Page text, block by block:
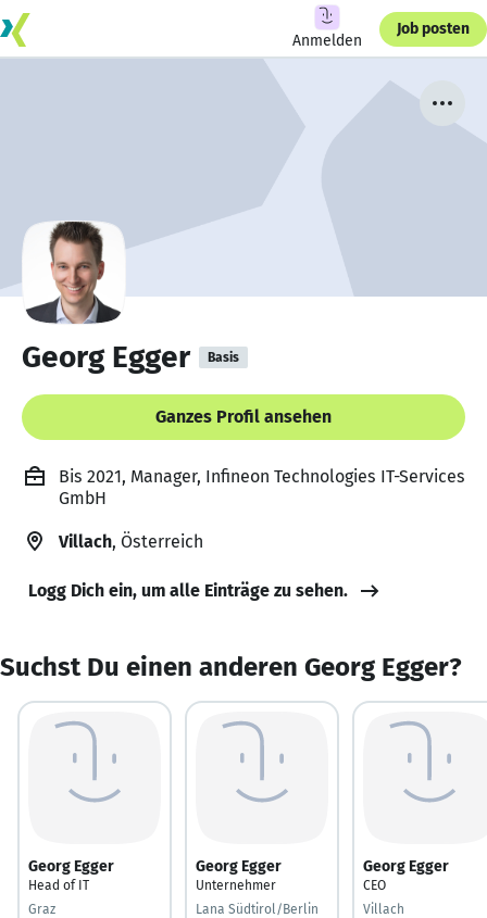
Anmelden
Job posten
Georg Egger Basis
Ganzes Profil ansehen
Bis 2021, Manager, Infineon Technologies IT-Services
GmbH
Villach, Österreich
Logg Dich ein, um alle Einträge zu sehen.
Suchst Du einen anderen Georg Egger?
Georg Egger
Head of IT
Graz
Georg Egger
Unternehmer
Lana Südtirol/Berlin
Georg Egger
CEO
Villach